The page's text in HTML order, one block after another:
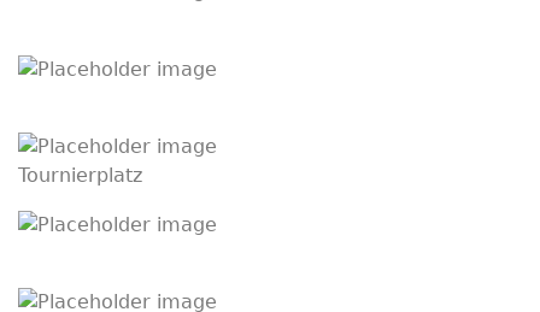
Tournierplatz